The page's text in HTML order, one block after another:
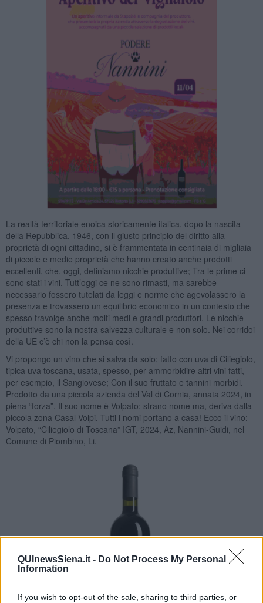
QUInewsSiena.it - Do Not Process My Personal
Information
If you wish to opt-out of the sale, sharing to third parties, or
La realtà territoriale enoica storicamente italica, dopo la nascita
della Repubblica, 1946, con il giusto principio del diritto alla
proprietà di ogni cittadino, si è frammentata in centinaia di migliaia
di piccole e medie proprietà che hanno creato anche prodotti
eccellenti, che, oggi, definiamo nicchie produttive; Tra le prime ci
sono stati i vini. Tutt’oggi ce ne sono rimasti, ma sarebbe
necessario fossero tutelati da leggi e norme che agevolassero la
presenza e trovassero un equilibrio economico in un contesto che
spesso travolge anche molti medi e grandi produttori. Le nicchie
produttive sono la nostra salvezza culturale e non solo. Nei corridoi
della UE c’è chi non la pensa così.
Vi propongo un vino che si salva da solo; fatto con uva di Ciliegiolo,
tipica uva toscana, usata, spesso, per ammorbidire altri vini fatti,
per esempio, il Sangiovese; Con il suo fruttato e tannini morbidi.
Prodotto da una piccola azienda del Val di Cornia, annata 2024, in
piena “forza”. Il suo nome è Volpato: strano nome ma, deriva dalla
piccola zona Casal Volpi. Tutti i nomi portano a casa! Ecco il vino:
Volpato, “Ciliegiolo di Toscana” IGT, 2024, Az, Nannini-Guidi, nel
Comune di Piombino, Li.